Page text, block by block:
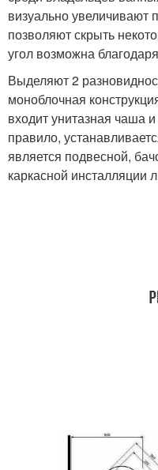
визуально увеличивают
позволяют скрыть
угол возможна
Выделяют 2
моноблочная
входит унитазная чаша
правило,
является подвесной,
каркасной инсталляции